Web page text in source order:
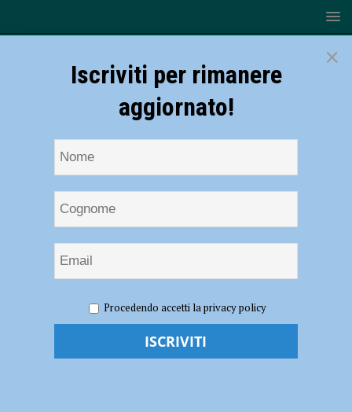
Farnese sfilata benefica il 5 marzo per accendere i riflettori
sull’endometriosi
A Palazzo Farnese sfilata benefica il 5
×
Iscriviti per rimanere
aggiornato!
Procedendo accetti la privacy policy